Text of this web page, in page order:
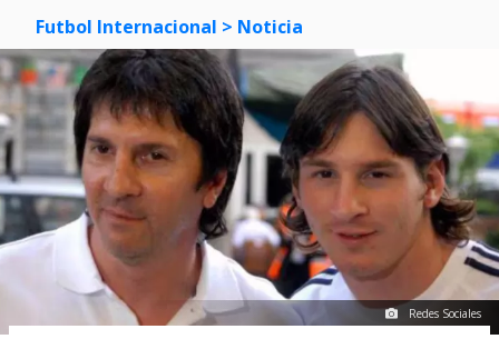
Futbol Internacional > Noticia
Redes Sociales